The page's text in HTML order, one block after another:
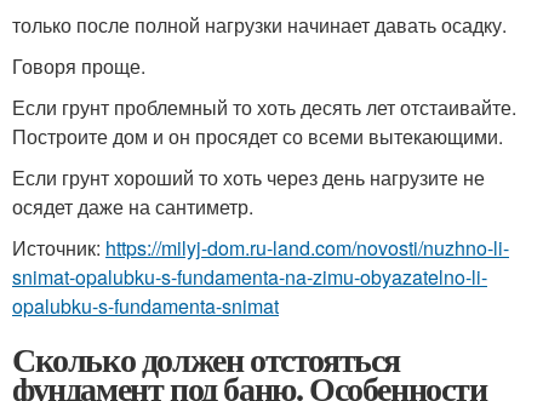
только после полной нагрузки начинает давать осадку.
Говоря проще.
Если грунт проблемный то хоть десять лет отстаивайте.
Построите дом и он просядет со всеми вытекающими.
Если грунт хороший то хоть через день нагрузите не
осядет даже на сантиметр.
Источник: https://milyj-dom.ru-land.com/novosti/nuzhno-li-
snimat-opalubku-s-fundamenta-na-zimu-obyazatelno-li-
opalubku-s-fundamenta-snimat
Сколько должен отстояться
фундамент под баню. Особенности